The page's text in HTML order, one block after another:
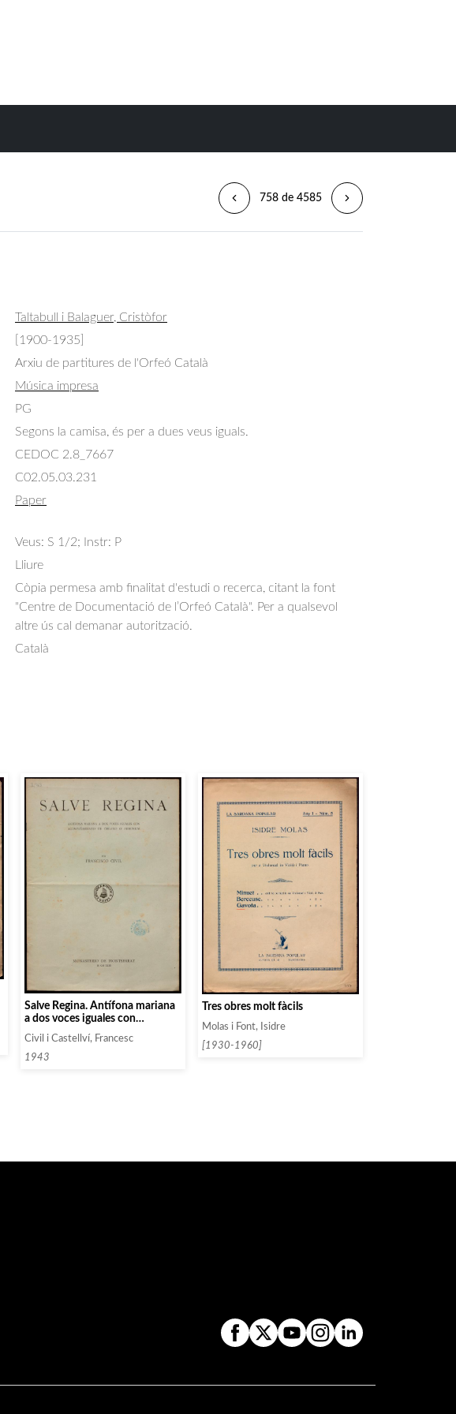
758 de 4585
Taltabull i Balaguer, Cristòfor
[1900-1935]
Arxiu de partitures de l'Orfeó Català
Música impresa
PG
Segons la camisa, és per a dues veus iguals.
CEDOC 2.8_7667
C02.05.03.231
Paper
Veus: S 1/2; Instr: P
Lliure
Còpia permesa amb finalitat d'estudi o recerca, citant la font
"Centre de Documentació de l’Orfeó Català". Per a qualsevol
altre ús cal demanar autorització.
Català
Salve Regina. Antífona mariana
a dos voces iguales con
acompañamiento de organo o
armonium
Civil i Castellví, Francesc
1943
Tres obres molt fàcils
Molas i Font, Isidre
[1930-1960]